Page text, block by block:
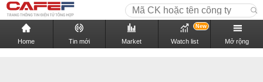
Home Tin mới Market Watch list
New
Mở rộng